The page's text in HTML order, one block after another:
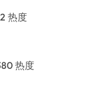
热度
热度